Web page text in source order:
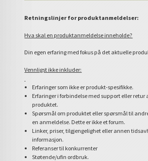
Retningslinjer for produktanmeldelser:
Hva skal en produktanmeldelse inneholde?
Din egen erfaring med fokus på det aktuelle
Vennligst ikke inkluder:
Erfaringer som ikke er produkt-spesifikke.
Erfaringer i forbindelse med support eller retur
produktet.
Spørsmål om produktet eller spørsmål til
en anmeldelse. Dette er ikke et forum.
Linker, priser, tilgjengelighet eller annen
informasjon.
Referanser til konkurrenter
Støtende/ufin ordbruk.